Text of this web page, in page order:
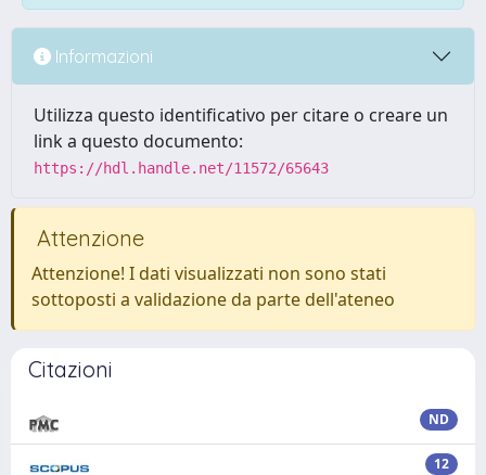
Informazioni
Utilizza questo identificativo per citare o creare un
link a questo documento:
https://hdl.handle.net/11572/65643
Attenzione
Attenzione! I dati visualizzati non sono stati
sottoposti a validazione da parte dell'ateneo
Citazioni
ND
12